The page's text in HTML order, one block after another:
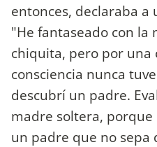
entonces, declaraba
"He fantaseado con la
chiquita, pero por una
consciencia nunca
descubrí un padre.
madre soltera,
un padre que no